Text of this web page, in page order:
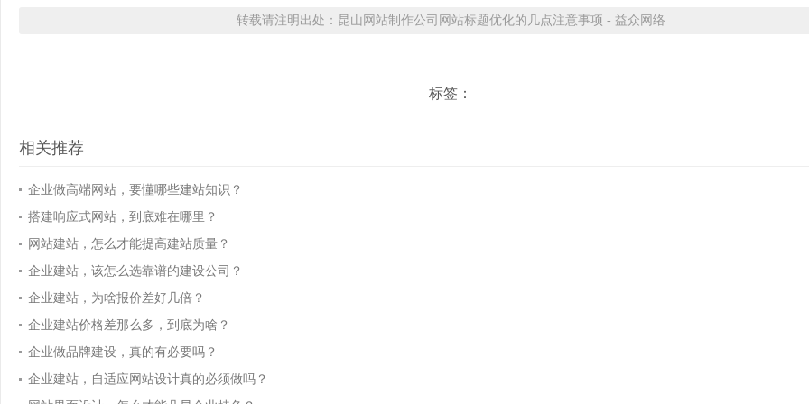
转载请注明出处：昆山网站制作公司网站标题优化的几点注意事项 - 益众网络
标签：
相关推荐
企业做高端网站，要懂哪些建站知识？
搭建响应式网站，到底难在哪里？
网站建站，怎么才能提高建站质量？
企业建站，该怎么选靠谱的建设公司？
企业建站，为啥报价差好几倍？
企业建站价格差那么多，到底为啥？
企业做品牌建设，真的有必要吗？
企业建站，自适应网站设计真的必须做吗？